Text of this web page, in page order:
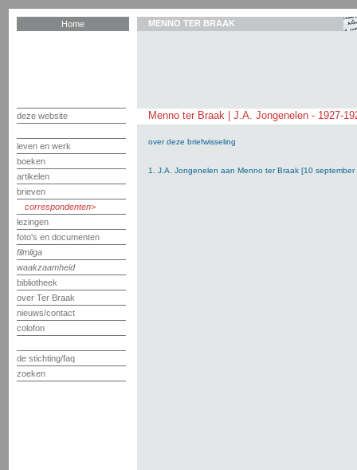
Home
deze website
leven en werk
boeken
artikelen
brieven
correspondenten
lezingen
foto's en documenten
filmliga
waakzaamheid
bibliotheek
over Ter Braak
nieuws/contact
colofon
de stichting/faq
zoeken
MENNO TER BRAAK
Menno ter Braak | J.A. Jongenelen - 1927-
over deze briefwisseling
1. J.A. Jongenelen aan Menno ter Braak [10 september